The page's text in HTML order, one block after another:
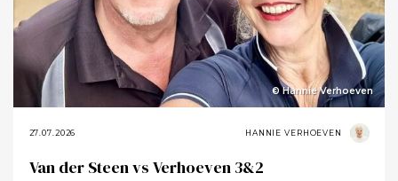
© Hannie Verhoeven
27.07.2026 HANNIE VERHOEVEN
Van der Steen vs Verhoeven 3&2